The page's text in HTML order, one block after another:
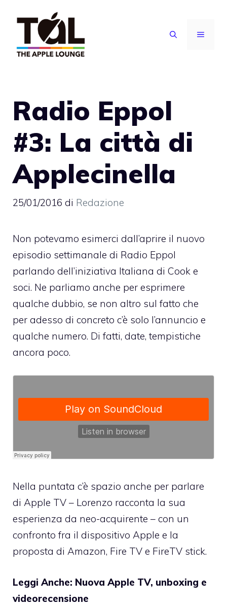
contenuto
MENU
Radio Eppol
#3: La città di
Applecinella
25/01/2016 di Redazione
Non potevamo esimerci dall’aprire il nuovo
episodio settimanale di Radio Eppol
parlando dell’iniziativa Italiana di Cook e
soci. Ne parliamo anche per esprimere
qualche dubbio, se non altro sul fatto che
per adesso di concreto c’è solo l’annuncio e
qualche numero. Di fatti, date, tempistiche
ancora poco.
Nella puntata c’è spazio anche per parlare
di Apple TV – Lorenzo racconta la sua
esperienza da neo-acquirente – con un
confronto fra il dispositivo Apple e la
proposta di Amazon, Fire TV e FireTV stick.
Leggi Anche: Nuova Apple TV, unboxing e
videorecensione